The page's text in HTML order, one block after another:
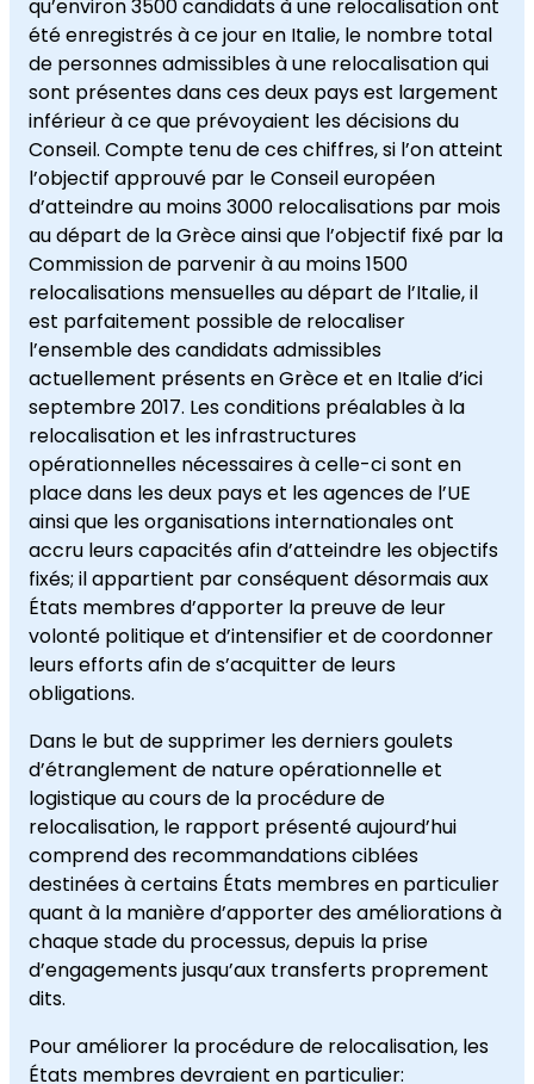
qu’environ 3500 candidats à une relocalisation ont
été enregistrés à ce jour en Italie, le nombre total
de personnes admissibles à une relocalisation qui
sont présentes dans ces deux pays est largement
inférieur à ce que prévoyaient les décisions du
Conseil. Compte tenu de ces chiffres, si l’on atteint
l’objectif approuvé par le Conseil européen
d’atteindre au moins 3000 relocalisations par mois
au départ de la Grèce ainsi que l’objectif fixé par la
Commission de parvenir à au moins 1500
relocalisations mensuelles au départ de l’Italie, il
est parfaitement possible de relocaliser
l’ensemble des candidats admissibles
actuellement présents en Grèce et en Italie d’ici
septembre 2017. Les conditions préalables à la
relocalisation et les infrastructures
opérationnelles nécessaires à celle-ci sont en
place dans les deux pays et les agences de l’UE
ainsi que les organisations internationales ont
accru leurs capacités afin d’atteindre les objectifs
fixés; il appartient par conséquent désormais aux
États membres d’apporter la preuve de leur
volonté politique et d’intensifier et de coordonner
leurs efforts afin de s’acquitter de leurs
obligations.
Dans le but de supprimer les derniers goulets
d’étranglement de nature opérationnelle et
logistique au cours de la procédure de
relocalisation, le rapport présenté aujourd’hui
comprend des recommandations ciblées
destinées à certains États membres en particulier
quant à la manière d’apporter des améliorations à
chaque stade du processus, depuis la prise
d’engagements jusqu’aux transferts proprement
dits.
Pour améliorer la procédure de relocalisation, les
États membres devraient en particulier: